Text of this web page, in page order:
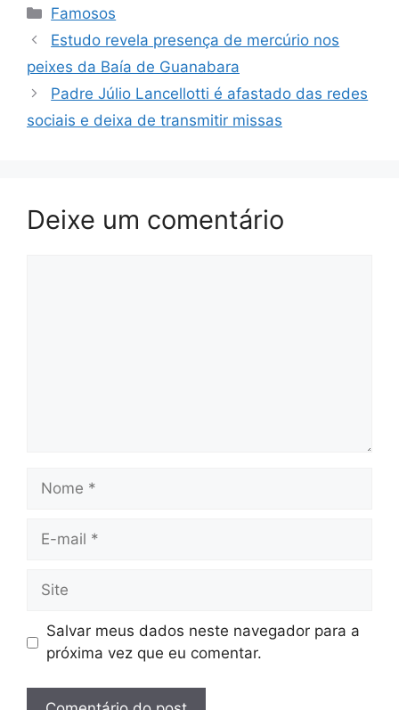
Categorias
Famosos
Estudo revela presença de mercúrio nos
peixes da Baía de Guanabara
Padre Júlio Lancellotti é afastado das redes
sociais e deixa de transmitir missas
Deixe um comentário
Nome
Site
Salvar meus dados neste navegador para a
próxima vez que eu comentar.